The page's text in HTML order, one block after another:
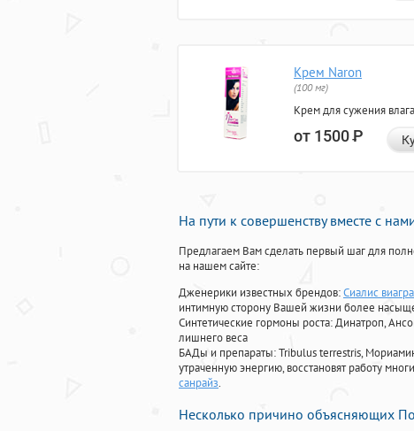
Крем Naron
(100 мг)
Крем для сужения
от 1500Р
На пути к совершенству вместе с
Предлагаем Вам сделать первый шаг для
на нашем сайте:
Дженерики известных брендов:Сиалис
интимную сторону Вашей жизни более
Синтетические гормоны роста: Динатроп,
лишнего веса
БАДы и препараты:Tribulus terrestris,
утраченную энергию, восстановят работу
санрайз.
Несколько причино объясняющих